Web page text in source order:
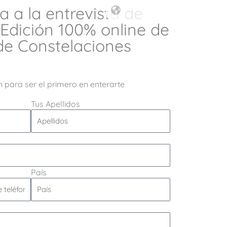
a la entrevista de
100% online de
Constelaciones
para ser el primero en enterarte
Tus Apellidos
País